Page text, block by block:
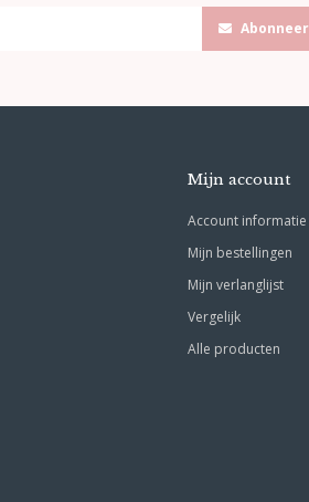
Abonneer
Mijn account
Account informatie
Mijn bestellingen
Mijn verlanglijst
Vergelijk
Alle producten